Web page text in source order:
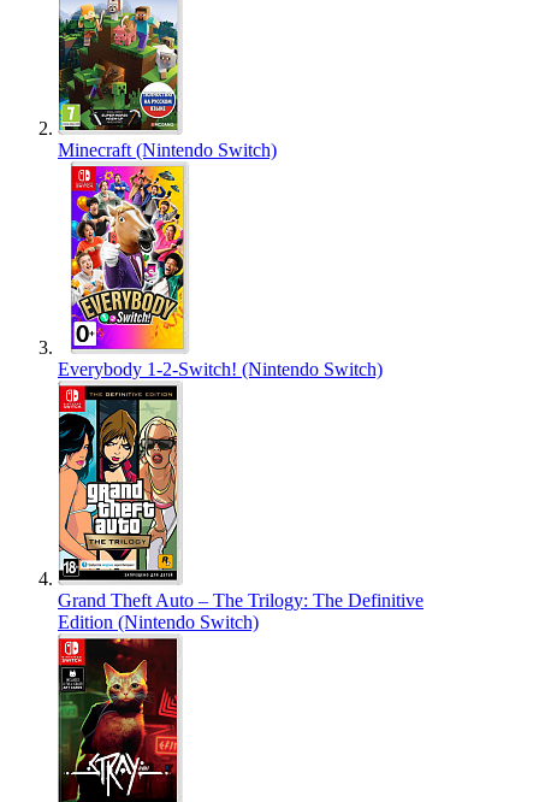
Minecraft (Nintendo Switch)
Everybody 1-2-Switch! (Nintendo Switch)
Grand Theft Auto – The Trilogy: The Definitive
Edition (Nintendo Switch)